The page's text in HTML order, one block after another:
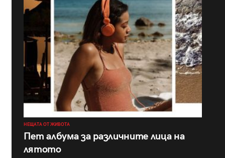
НЕЩАТА ОТ ЖИВОТА
Пет албума за различните лица на
лятото